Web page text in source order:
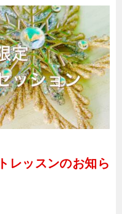
レッスンのお知ら